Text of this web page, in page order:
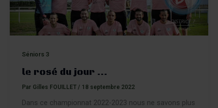
Séniors 3
le rosé du jour …
Par Gilles FOUILLET / 18 septembre 2022
Dans ce championnat 2022-2023 nous ne savons plus